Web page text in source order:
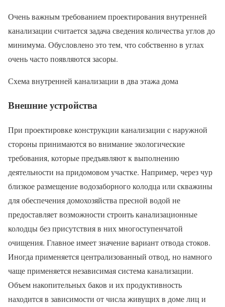
Очень важным требованием проектирования внутренней
канализации считается задача сведения количества углов до
минимума. Обусловлено это тем, что собственно в углах
очень часто появляются засоры.
Схема внутренней канализации в два этажа дома
Внешние устройства
При проектировке конструкции канализации с наружной
стороны принимаются во внимание экологические
требования, которые предъявляют к выполнению
деятельности на придомовом участке. Например, через чур
близкое размещение водозаборного колодца или скважины
для обеспечения домохозяйства пресной водой не
предоставляет возможности строить канализационные
колодцы без присутствия в них многоступенчатой
очищения. Главное имеет значение вариант отвода стоков.
Иногда применяется централизованный отвод, но намного
чаще применяется независимая система канализации.
Объем накопительных баков и их продуктивность
находится в зависимости от числа живущих в доме лиц и